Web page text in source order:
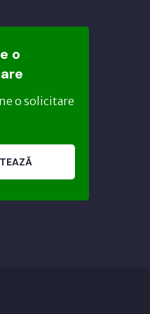
o
o solicitare